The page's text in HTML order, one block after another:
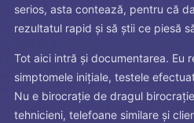
serios, asta contează, pentru că
rezultatul rapid și să știi ce piesă
Tot aici intră și documentarea. Eu
simptomele inițiale, testele
Nu e birocrație de dragul
tehnicieni, telefoane similare și